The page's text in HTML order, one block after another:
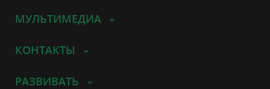
МУЛЬТИМЕДИА
КОНТАКТЫ
РАЗВИВАТЬ